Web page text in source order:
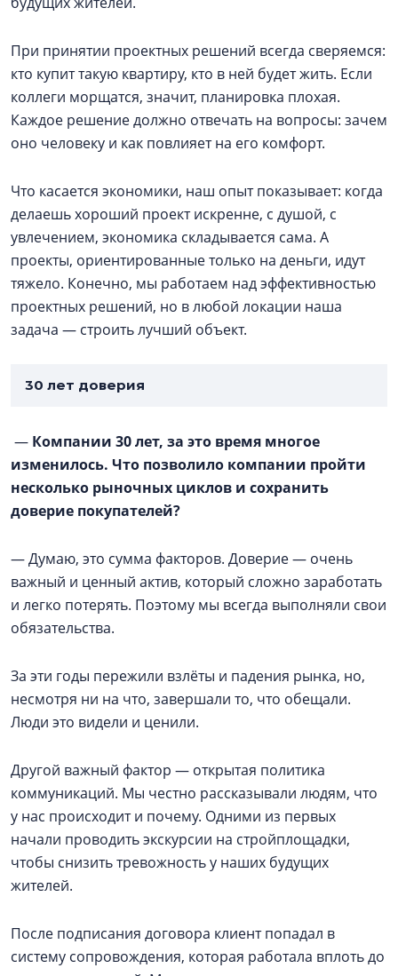
При принятии проектных решений всегда сверяемся:
кто купит такую квартиру, кто в ней будет жить. Если
коллеги морщатся, значит, планировка плохая.
Каждое решение должно отвечать на вопросы: зачем
оно человеку и как повлияет на его комфорт.
Что касается экономики, наш опыт показывает: когда
делаешь хороший проект искренне, с душой, с
увлечением, экономика складывается сама. А
проекты, ориентированные только на деньги, идут
тяжело. Конечно, мы работаем над эффективностью
проектных решений, но в любой локации наша
задача — строить лучший объект.
30 лет доверия
— Компании 30 лет, за это время многое
изменилось. Что позволило компании пройти
несколько рыночных циклов и сохранить
доверие покупателей?
— Думаю, это сумма факторов. Доверие — очень
важный и ценный актив, который сложно заработать
и легко потерять. Поэтому мы всегда выполняли свои
обязательства.
За эти годы пережили взлёты и падения рынка, но,
несмотря ни на что, завершали то, что обещали.
Люди это видели и ценили.
Другой важный фактор — открытая политика
коммуникаций. Мы честно рассказывали людям, что
у нас происходит и почему. Одними из первых
начали проводить экскурсии на стройплощадки,
чтобы снизить тревожность у наших будущих
жителей.
После подписания договора клиент попадал в
систему сопровождения, которая работала вплоть до